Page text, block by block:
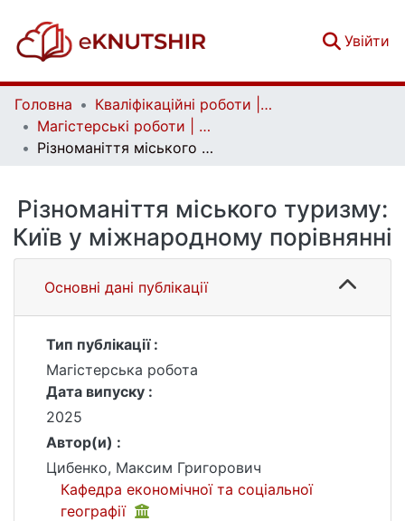
Увійти
Головна
Кваліфікаційні роботи | Qualifying works
Магістерські роботи | Master's theses
Різноманіття міського туризму: Київ у міжнародному порівнянні
Різноманіття міського туризму:
Київ у міжнародному порівнянні
Основні дані публікації
Тип публікації :
Магістерська робота
Дата випуску :
2025
Автор(и) :
Цибенко, Максим Григорович
Кафедра економічної та соціальної
географії